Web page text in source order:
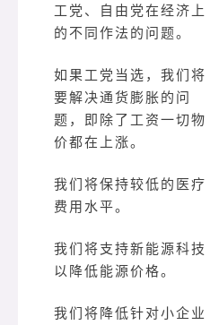
工党、自由党在经济上
的不同作法的问题。
如果工党当选，我们将
要解决通货膨胀的问
题，即除了工资一切物
价都在上涨。
我们将保持较低的医疗
费用水平。
我们将支持新能源科技
以降低能源价格。
我们将降低针对小企业